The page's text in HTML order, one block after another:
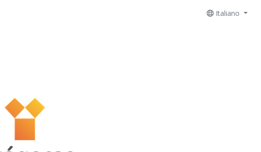
Italiano